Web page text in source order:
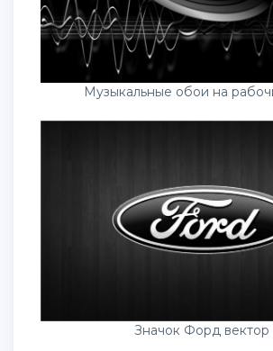
Музыкальные обои на
Значок Форд вектор